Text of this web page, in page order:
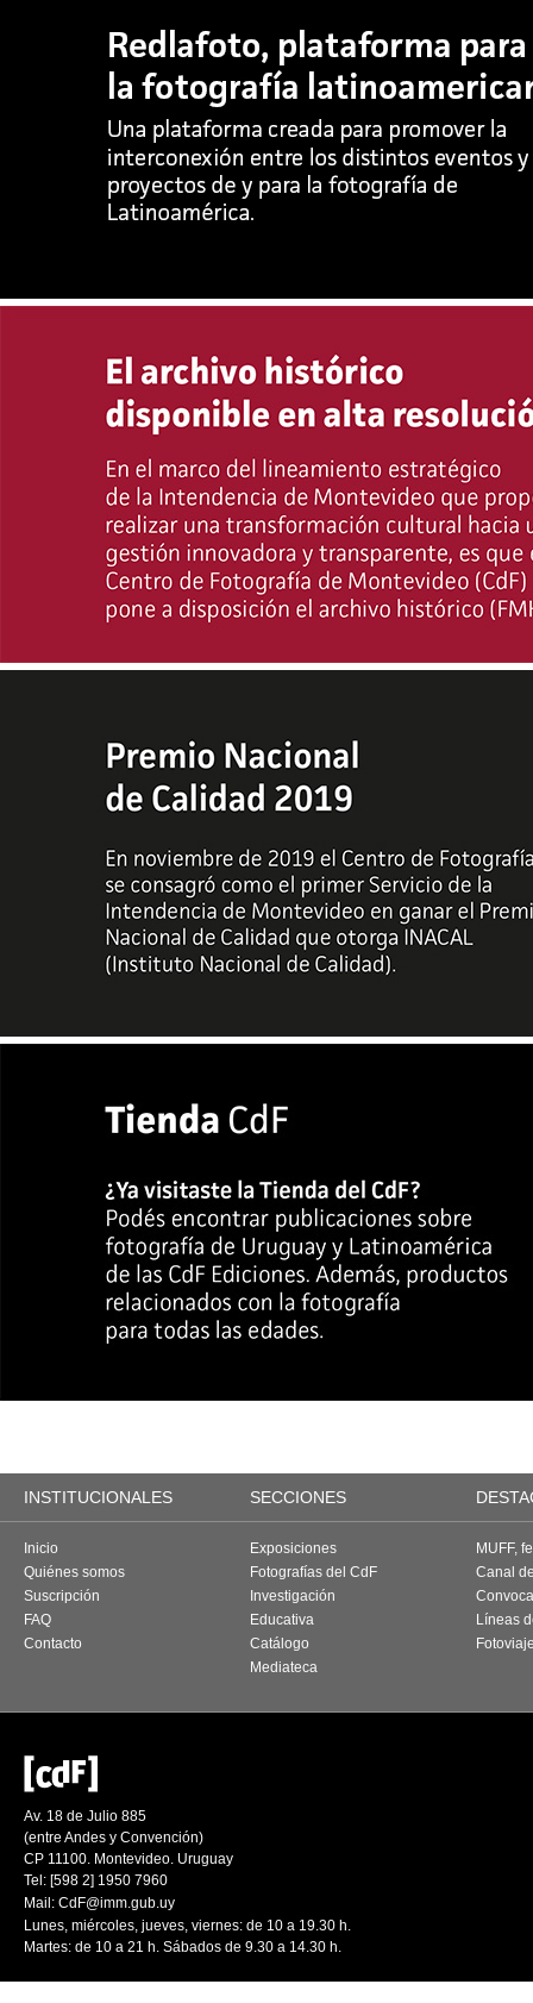
INSTITUCIONALES SECCIONES
Inicio
Quiénes somos
Suscripción
FAQ
Contacto
Exposiciones
Fotografías del CdF
Investigación
Educativa
Catálogo
Mediateca
MUFF,
Canal
Líneas
Av. 18 de Julio 885
(entre Andes y Convención)
CP 11100. Montevideo. Uruguay
Tel: [598 2] 1950 7960
Mail: CdF@imm.gub.uy
Lunes, miércoles, jueves, viernes: de 10 a 19.30 h.
Martes: de 10 a 21 h. Sábados de 9.30 a 14.30 h.